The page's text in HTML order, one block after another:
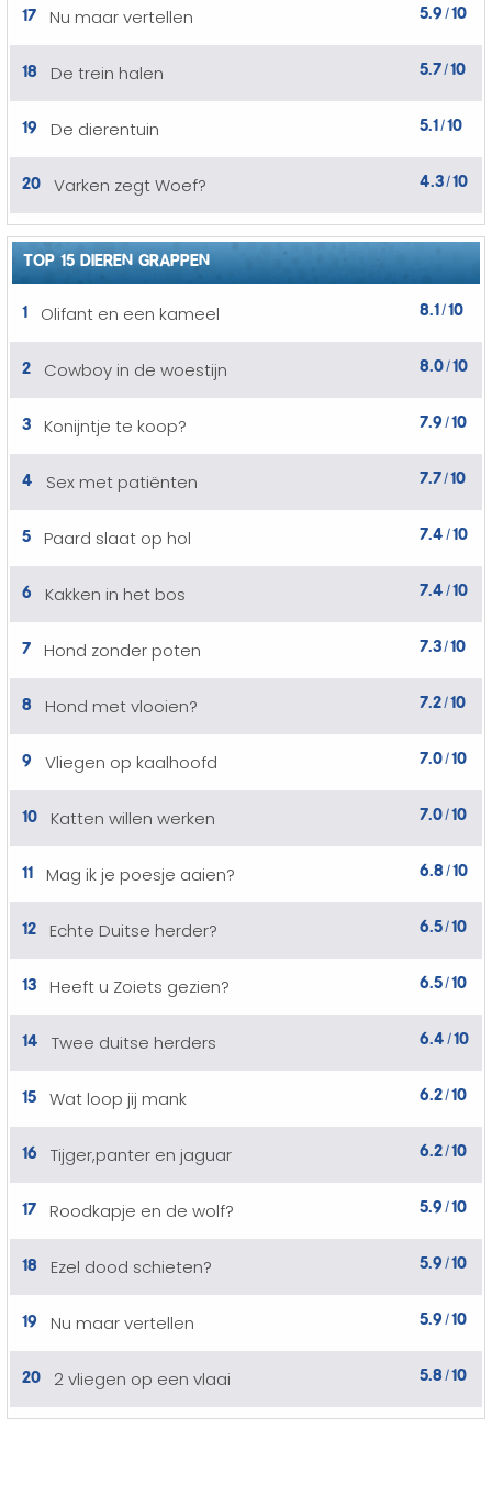
17 Nu maar vertellen 5.9 /10
18 De trein halen 5.7/10
19 De dierentuin 5.1/10
20 Varken zegt Woef? 4.3/10
TOP 15 DIEREN GRAPPEN
1
Olifant en een kameel 8.1/10
2 Cowboy in de woestijn 8.0/10
3 Konijntje te koop? 7.9 /10
4 Sex met patiënten 7.7/10
5 Paard slaat op hol 7.4 /10
6 Kakken in het bos 7.4 /10
7 Hond zonder poten 7.3/10
8 Hond met vlooien? 7.2/10
9 Vliegen op kaalhoofd 7.0/10
10 Katten willen werken 7.0/10
11 Mag ik je poesje aaien? 6.8/10
12 Echte Duitse herder? 6.5/10
13 Heeft u Zoiets gezien? 6.5/10
14 Twee duitse herders 6.4 /10
15 Wat loop jij mank 6.2/10
16 Tijger,panter en jaguar 6.2/10
17 Roodkapje en de wolf? 5.9 /10
18 Ezel dood schieten? 5.9 /10
19 Nu maar vertellen 5.9 /10
20 2 vliegen op een vlaai 5.8 /10